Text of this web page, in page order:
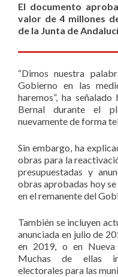
El documento
valor de 4 millones
de la Junta de
“Dimos nuestra
Gobierno en las
haremos”, ha
Bernal durante el
nuevamente de forma
Sin embargo, ha
obras para la
presupuestadas y
obras aprobadas hoy
en el remanente del
También se incluyen
anunciada en julio de
en 2019, o en
Muchas de ellas
electorales para las